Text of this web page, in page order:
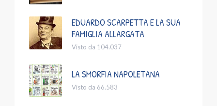
EDUARDO SCARPETTA E LA SUA
FAMIGLIA ALLARGATA
Visto da 104.037
LA SMORFIA NAPOLETANA
Visto da 66.583